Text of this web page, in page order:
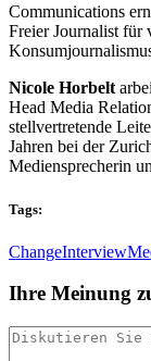
Communications
Freier Journalist für
Nicole Horbelt
Head Media
stellvertretende
Jahren bei der
Mediensprecherin
Tags:
ChangeInterview
Ihre Meinung